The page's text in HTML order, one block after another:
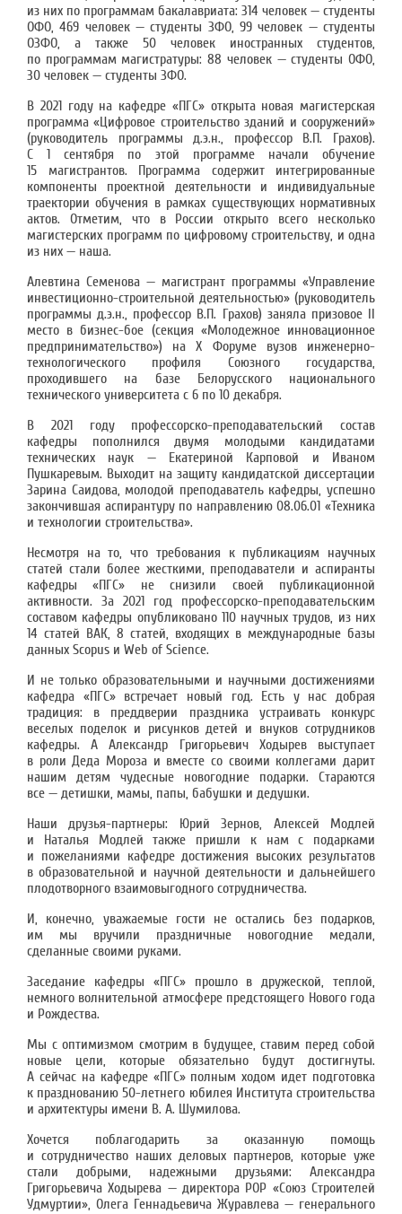
из них по программам бакалавриата: 314 человек — студенты
ОФО, 469 человек — студенты ЗФО, 99 человек — студенты
ОЗФО, а также 50 человек иностранных студентов,
по программам магистратуры: 88 человек — студенты ОФО,
30 человек — студенты ЗФО.
В 2021 году на кафедре «ПГС» открыта новая магистерская
программа «Цифровое строительство зданий и сооружений»
(руководитель программы д.э.н., профессор В.П. Грахов).
С 1 сентября по этой программе начали обучение
15 магистрантов. Программа содержит интегрированные
компоненты проектной деятельности и индивидуальные
траектории обучения в рамках существующих нормативных
актов. Отметим, что в России открыто всего несколько
магистерских программ по цифровому строительству, и одна
из них — наша.
Алевтина Семенова — магистрант программы «Управление
инвестиционно-строительной деятельностью» (руководитель
программы д.э.н., профессор В.П. Грахов) заняла призовое II
место в бизнес-бое (секция «Молодежное инновационное
предпринимательство») на Х Форуме вузов инженерно-
технологического профиля Союзного государства,
проходившего на базе Белорусского национального
технического университета с 6 по 10 декабря.
В 2021 году профессорско-преподавательский состав
кафедры пополнился двумя молодыми кандидатами
технических наук — Екатериной Карповой и Иваном
Пушкаревым. Выходит на защиту кандидатской диссертации
Зарина Саидова, молодой преподаватель кафедры, успешно
закончившая аспирантуру по направлению 08.06.01 «Техника
и технологии строительства».
Несмотря на то, что требования к публикациям научных
статей стали более жесткими, преподаватели и аспиранты
кафедры «ПГС» не снизили своей публикационной
активности. За 2021 год профессорско-преподавательским
составом кафедры опубликовано 110 научных трудов, из них
14 статей ВАК, 8 статей, входящих в международные базы
данных Scopus и Web of Science.
И не только образовательными и научными достижениями
кафедра «ПГС» встречает новый год. Есть у нас добрая
традиция: в преддверии праздника устраивать конкурс
веселых поделок и рисунков детей и внуков сотрудников
кафедры. А Александр Григорьевич Ходырев выступает
в роли Деда Мороза и вместе со своими коллегами дарит
нашим детям чудесные новогодние подарки. Стараются
все — детишки, мамы, папы, бабушки и дедушки.
Наши друзья-партнеры: Юрий Зернов, Алексей Модлей
и Наталья Модлей также пришли к нам с подарками
и пожеланиями кафедре достижения высоких результатов
в образовательной и научной деятельности и дальнейшего
плодотворного взаимовыгодного сотрудничества.
И, конечно, уважаемые гости не остались без подарков,
им мы вручили праздничные новогодние медали,
сделанные своими руками.
Заседание кафедры «ПГС» прошло в дружеской, теплой,
немного волнительной атмосфере предстоящего Нового года
и Рождества.
Мы с оптимизмом смотрим в будущее, ставим перед собой
новые цели, которые обязательно будут достигнуты.
А сейчас на кафедре «ПГС» полным ходом идет подготовка
к празднованию 50-летнего юбилея Института строительства
и архитектуры имени В. А. Шумилова.
Хочется поблагодарить за оказанную помощь
и сотрудничество наших деловых партнеров, которые уже
стали добрыми, надежными друзьями: Александра
Григорьевича Ходырева — директора РОР «Союз Строителей
Удмуртии», Олега Геннадьевича Журавлева — генерального